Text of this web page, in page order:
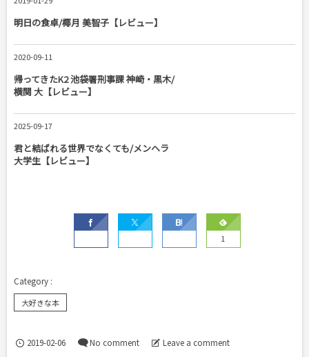
明日の食卓/椰月 美智子【レビュー】
2020-09-11
帰ってきたK2 池袋署刑事課 神崎・黒木/
横関 大【レビュー】
2025-09-17
君と結ばれる世界でなくても/メンヘラ
大学生【レビュー】
1
大好きな本
2019-02-06 No comment Leave a comment